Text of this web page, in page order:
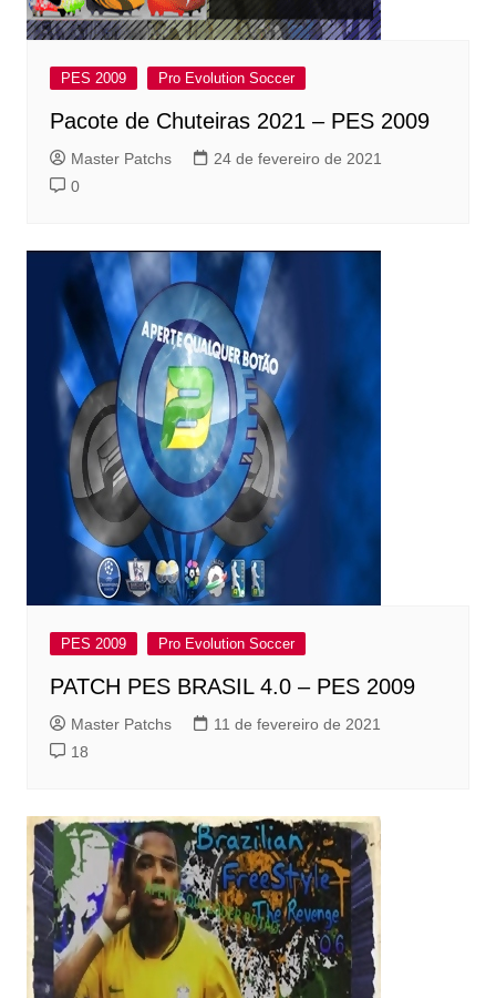
PES 2009 Pro Evolution Soccer
Pacote de Chuteiras 2021 – PES 2009
Master Patchs
24 de fevereiro de 2021
0
PES 2009 Pro Evolution Soccer
PATCH PES BRASIL 4.0 – PES 2009
Master Patchs
11 de fevereiro de 2021
18